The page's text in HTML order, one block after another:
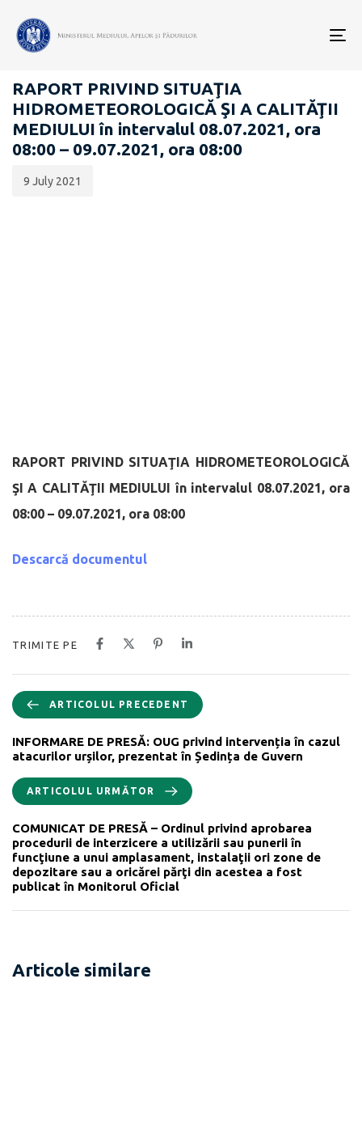
RAPOARTE ZILNICE STAREA MEDIULUI
RAPORT PRIVIND SITUAŢIA
HIDROMETEOROLOGICĂ ŞI A CALITĂŢII
MEDIULUI în intervalul 08.07.2021, ora
08:00 – 09.07.2021, ora 08:00
publicării:
9 July 2021
RAPORT PRIVIND SITUAŢIA HIDROMETEOROLOGICĂ
ŞI A CALITĂŢII MEDIULUI în intervalul 08.07.2021, ora
08:00 – 09.07.2021, ora 08:00
Descarcă documentul
TRIMITE PE
ARTICOLUL PRECEDENT
INFORMARE DE PRESĂ: OUG privind intervenția în cazul
atacurilor urșilor, prezentat în Ședința de Guvern
ARTICOLUL URMĂTOR
COMUNICAT DE PRESĂ – Ordinul privind aprobarea
procedurii de interzicere a utilizării sau punerii în
funcţiune a unui amplasament, instalaţii ori zone de
depozitare sau a oricărei părţi din acestea a fost
publicat în Monitorul Oficial
Articole similare